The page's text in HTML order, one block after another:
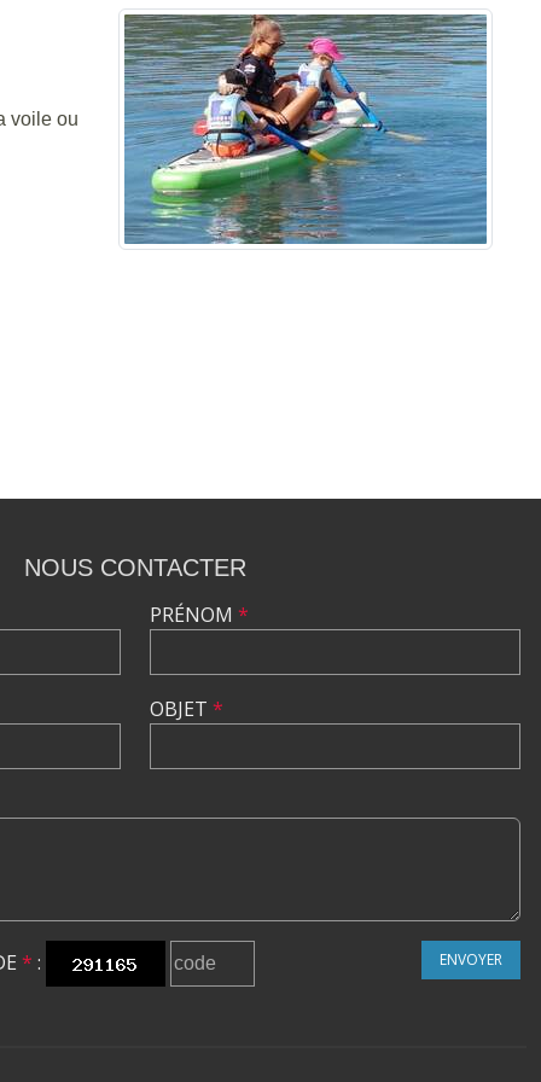
voile ou
NOUS CONTACTER
PRÉNOM *
OBJET *
* : ENVOYER